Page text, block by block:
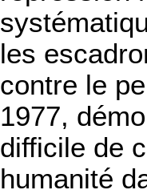
les
contre le
1977,
difficile de
humanité